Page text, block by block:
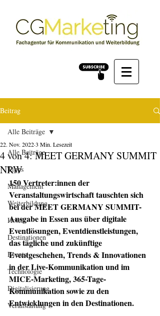
Beitrag
Alle Beiträge
Tipps
Management
Weiterbildung
Hotels
Destinationen
Events
Technologie
Digitalisierung
Veranstaltung
Alle Beiträge
4 von 4: MEET GERMANY SUMMIT
NRW
22. Nov. 20223 Min. Lesezeit
150 Vertreter:innen der
Veranstaltungswirtschaft tauschten sich
bei der MEET GERMANY SUMMIT-
Ausgabe in Essen aus über digitale
Eventlösungen, Eventdienstleistungen,
das tägliche und zukünftige
Eventgeschehen, Trends & Innovationen
in der Live-Kommunikation und im
MICE-Marketing, 365-Tage-
Kommunikation sowie zu den
Entwicklungen in den Destinationen.